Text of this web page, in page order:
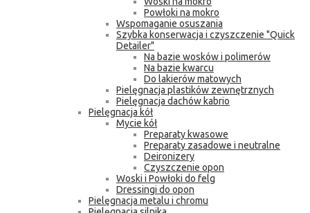
Powłoki na mokro
Wspomaganie osuszania
Szybka konserwacja i czyszczenie "Quick
Detailer"
Na bazie wosków i polimerów
Na bazie kwarcu
Do lakierów matowych
Pielęgnacja plastików zewnętrznych
Pielęgnacja dachów kabrio
Pielęgnacja kół
Mycie kół
Preparaty kwasowe
Preparaty zasadowe i neutralne
Deironizery
Czyszczenie opon
Woski i Powłoki do felg
Dressingi do opon
Pielęgnacja metalu i chromu